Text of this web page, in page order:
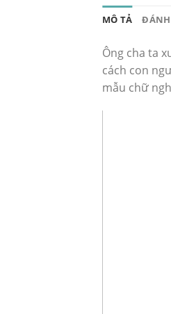
MÔ TẢ ĐÁNH
Ông cha ta
cách con
mẫu chữ